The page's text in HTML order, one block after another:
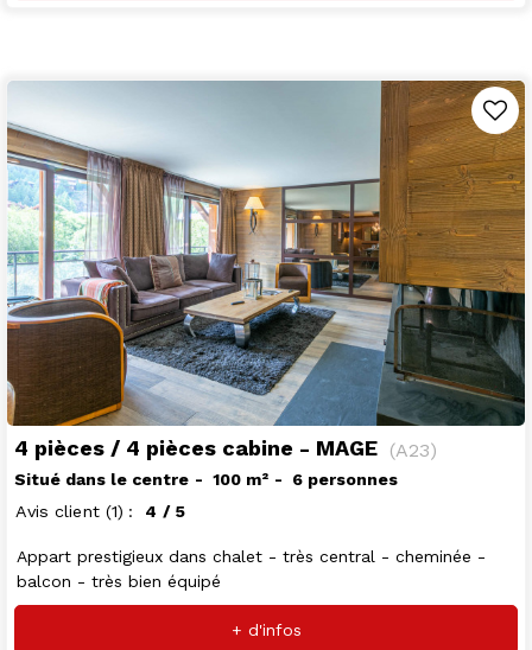
4 pièces / 4 pièces cabine - MAGE (A23)
Situé dans le centre 100 m²
6 personnes
Avis client (1) 4 / 5
Appart prestigieux dans chalet - très central - cheminée -
balcon - très bien équipé
+ d'infos